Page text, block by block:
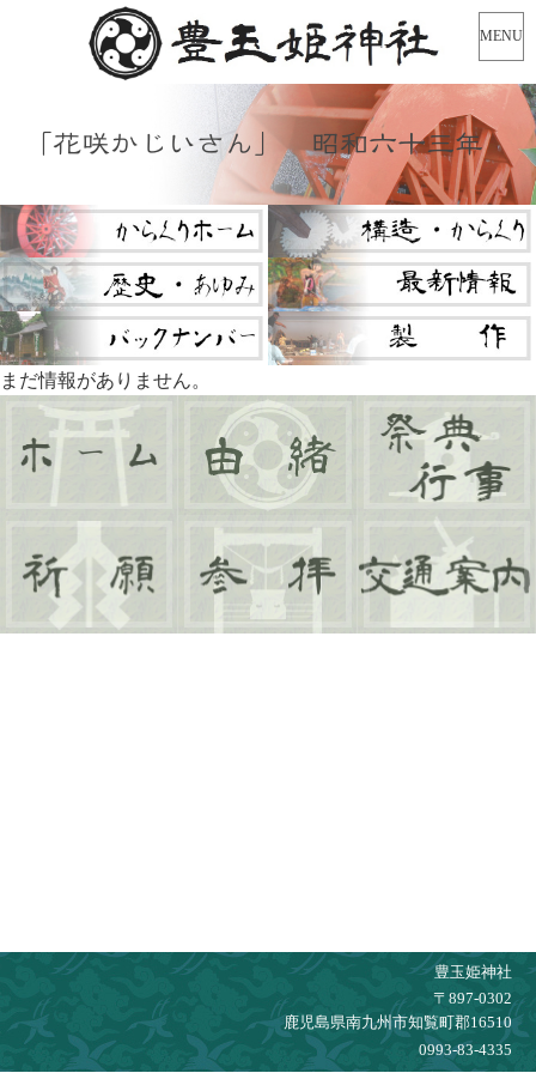
MENU
「花咲かじいさん」 昭和六十三年
まだ情報がありません。
豊玉姫神社
〒897-0302
鹿児島県南九州市知覧町郡16510
0993-83-4335